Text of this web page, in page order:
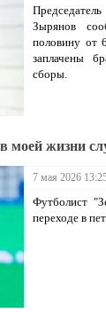
Зырянов
половину от
заплачены
сборы.
моей жизни
7 мая 2026
Футболист
переходе в